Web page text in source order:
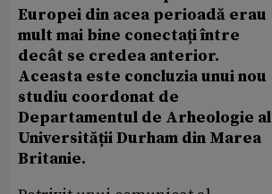
Europei din acea perioadă erau
mult mai bine conectați între
decât se credea anterior.
Aceasta este concluzia unui nou
studiu coordonat de
Departamentul de Arheologie al
Universității Durham din Marea
Britanie.